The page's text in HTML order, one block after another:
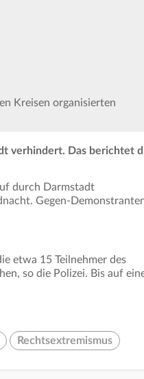
Kreisen organisierten
verhindert. Das berichtet
durch Darmstadt
Gegen-
etwa 15 Teilnehmer des
so die Polizei. Bis auf
Rechtsextremismus